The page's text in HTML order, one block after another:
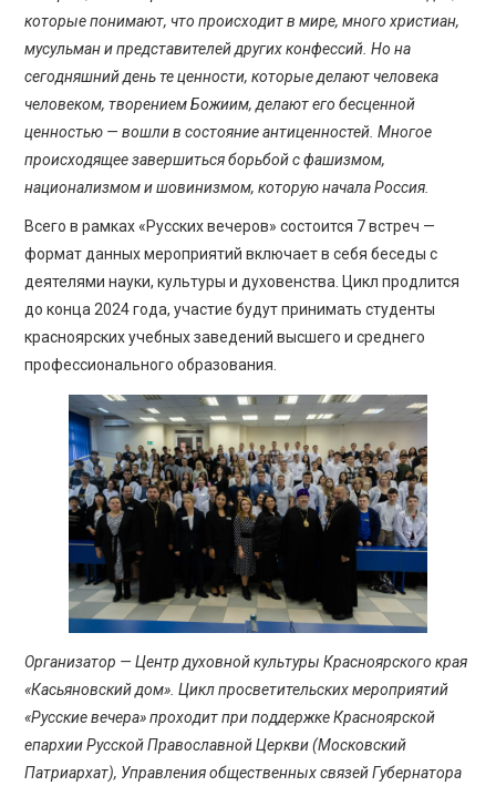
которые понимают, что происходит в мире, много христиан,
мусульман и представителей других конфессий. Но на
сегодняшний день те ценности, которые делают человека
человеком, творением Божиим, делают его бесценной
ценностью — вошли в состояние антиценностей. Многое
происходящее завершиться борьбой с фашизмом,
национализмом и шовинизмом, которую начала Россия.
Всего в рамках «Русских вечеров» состоится 7 встреч —
формат данных мероприятий включает в себя беседы с
деятелями науки, культуры и духовенства. Цикл продлится
до конца 2024 года, участие будут принимать студенты
красноярских учебных заведений высшего и среднего
профессионального образования.
Организатор — Центр духовной культуры Красноярского края
«Касьяновский дом». Цикл просветительских мероприятий
«Русские вечера» проходит при поддержке Красноярской
епархии Русской Православной Церкви (Московский
Патриархат), Управления общественных связей Губернатора